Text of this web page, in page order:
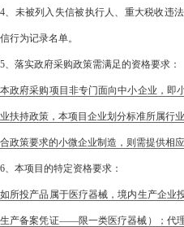
4、未被列入失信被执行人、重大税收违
信行为记录名单。
5、落实政府采购政策需满足的资格要求：
本政府采购项目非专门面向中小企业，即
业扶持政策，本项目企业划分标准所属行
合政策要求的小微企业制造，则需提供相
6、本项目的特定资格要求：
如所投产品属于医疗器械，境内生产企业
生产备案凭证——限一类医疗器械）；代